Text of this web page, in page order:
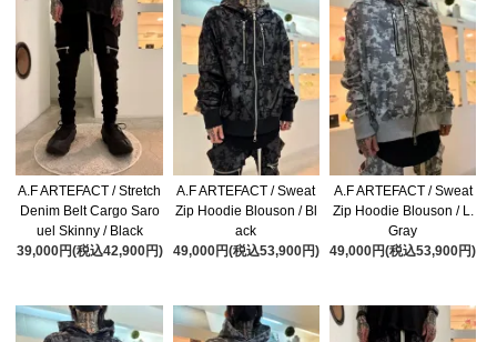
A.F ARTEFACT / Stretch
Denim Belt Cargo Saro
uel Skinny / Black
39,000円(税込42,900円)
A.F ARTEFACT / Sweat
Zip Hoodie Blouson / Bl
ack
49,000円(税込53,900円)
A.F ARTEFACT / Sweat
Zip Hoodie Blouson / L.
Gray
49,000円(税込53,900円)